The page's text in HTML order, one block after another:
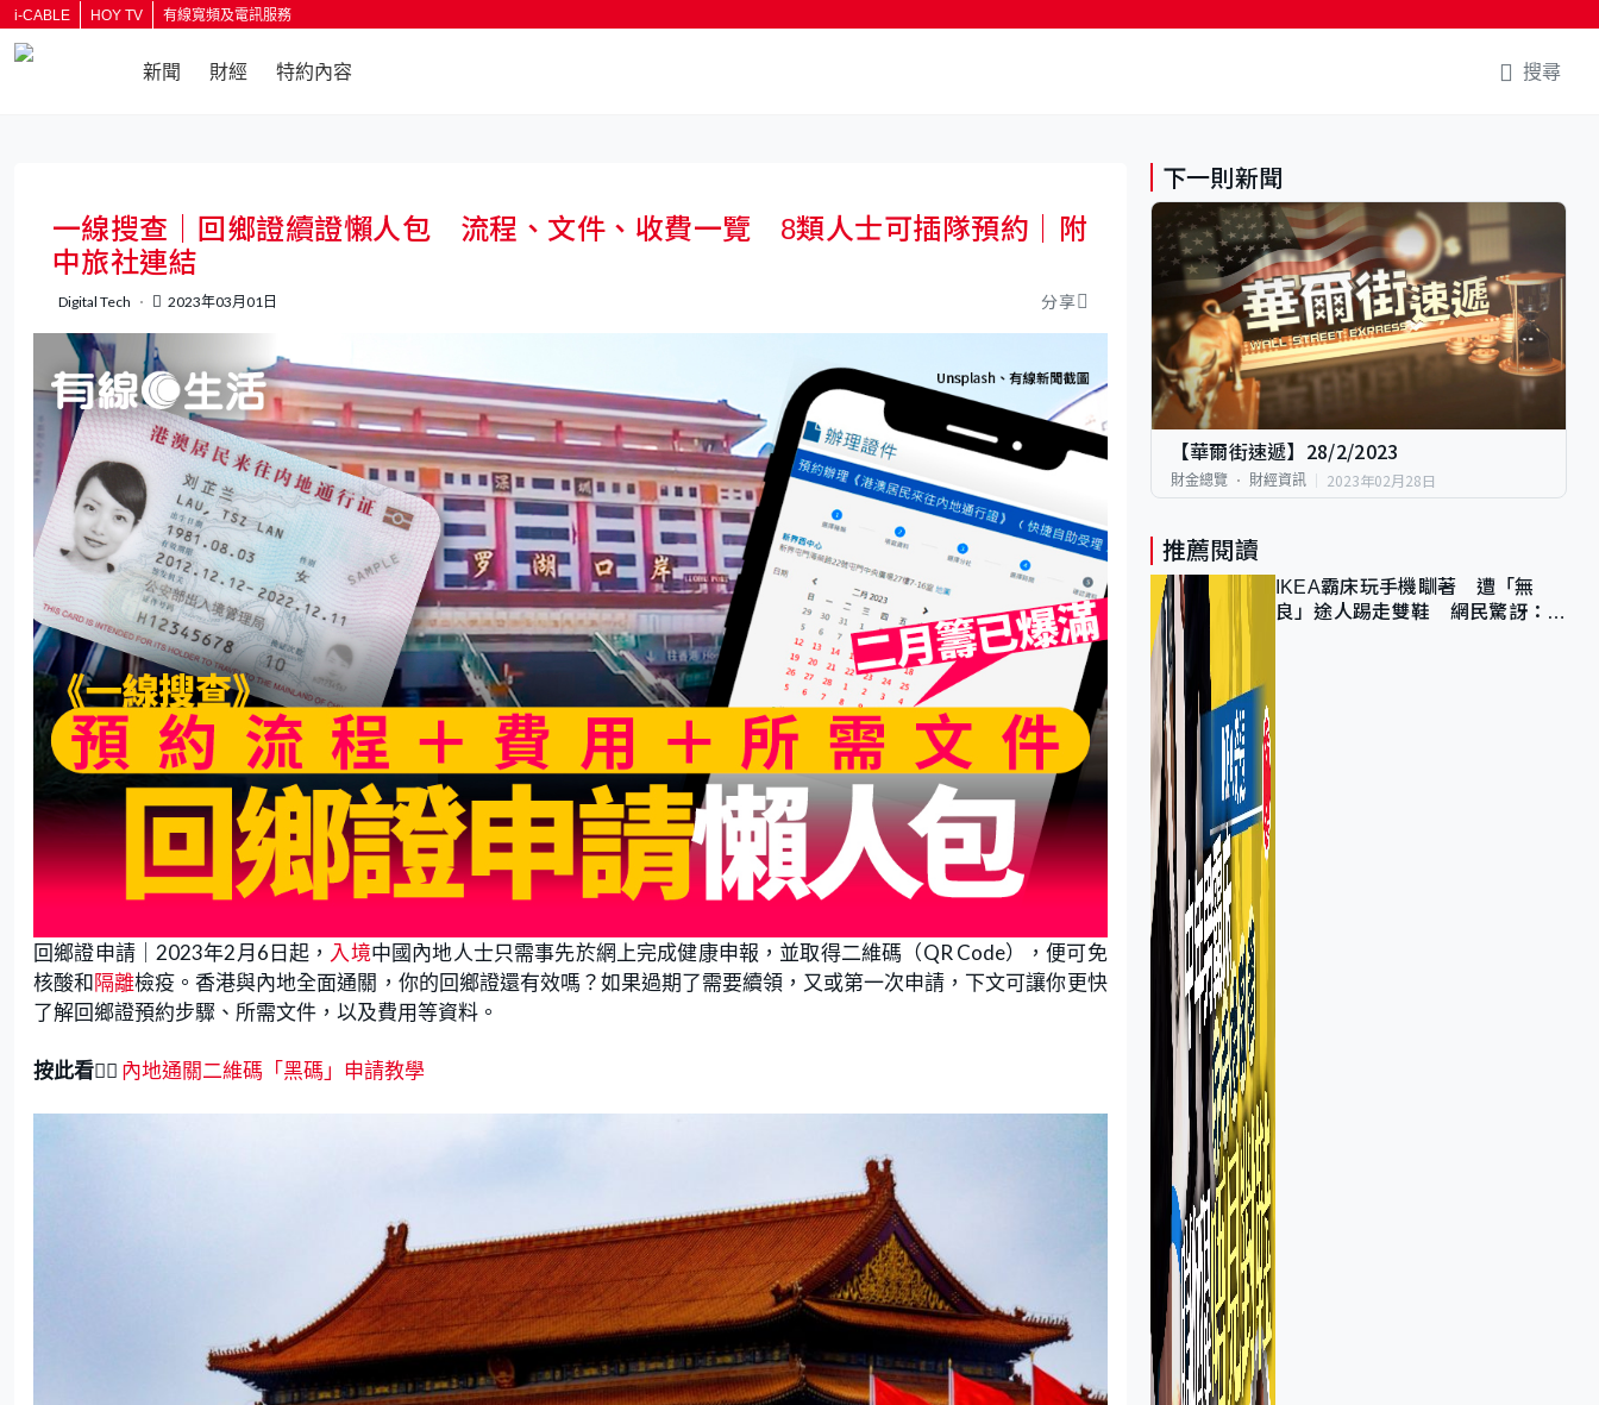
i-CABLE HOY TV 有線寬頻及電訊服務
新聞 財經 特約內容 搜尋
一線搜查｜回鄉證續證懶人包‎ 流程、文件、收費一覽 8類人士可插隊預約｜附
中旅社連結
Digital Tech 2023年03月01日 分享
回鄉證申請｜2023年2月6日起， 入境中國內地人士只需事先於網上完成健康申報，並取得二維碼（QR Code），便可免
核酸和隔離檢疫。香港與內地全面通關，你的回鄉證還有效嗎？如果過期了需要續領，又或第一次申請，下文可讓你更快
了解回鄉證預約步驟、所需文件，以及費用等資料。
按此看👉🏻 內地通關二維碼「黑碼」申請教學
下一則新聞
【華爾街速遞】28/2/2023
財金總覽 財經資訊 2023年02月28日
推薦閱讀
IKEA霸床玩手機瞓著 遭「無
良」途人踢走雙鞋 網民驚訝：冇